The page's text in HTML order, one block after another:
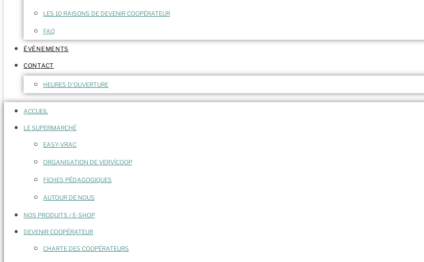
LES 10 RAISONS DE DEVENIR COOPÉRATEUR
FAQ
ÉVÈNEMENTS
CONTACT
HEURES D’OUVERTURE
ACCUEIL
LE SUPERMARCHÉ
EASY-VRAC
ORGANISATION DE VERVÎCOOP
FICHES PÉDAGOGIQUES
AUTOUR DE NOUS
NOS PRODUITS / E-SHOP
DEVENIR COOPÉRATEUR
CHARTE DES COOPÉRATEURS